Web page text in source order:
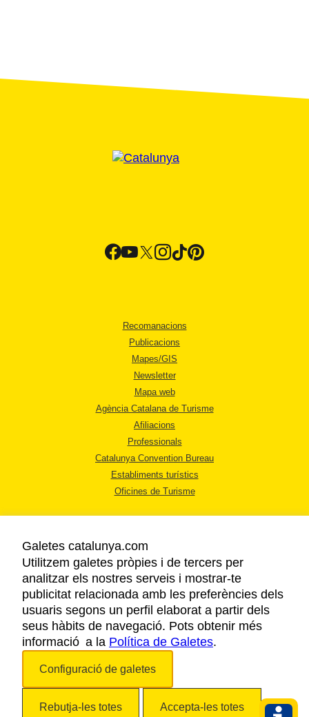
Recomanacions
Publicacions
Mapes/GIS
Newsletter
Mapa web
Agència Catalana de Turisme
Afiliacions
Professionals
Catalunya Convention Bureau
Establiments turístics
Oficines de Turisme
AVÍS LEGAL
POLÍTICA DE PRIVACITAT
COOKIES
ACCESSIBILITAT
Galetes catalunya.com
Utilitzem galetes pròpies i de tercers per
analitzar els nostres serveis i mostrar-te
publicitat relacionada amb les preferències dels
usuaris segons un perfil elaborat a partir dels
seus hàbits de navegació. Pots obtenir més
informació a la Política de Galetes.
Configuració de galetes
Rebutja-les totes Accepta-les totes